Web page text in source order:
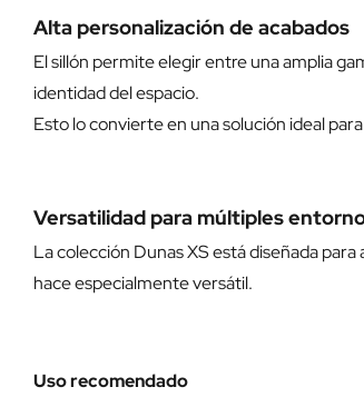
Alta personalización de acabados
El sillón permite elegir entre una amplia
identidad del espacio.
Esto lo convierte en una solución ideal
Versatilidad para múltiples
La colección Dunas XS está diseñada
hace especialmente versátil.
Uso recomendado